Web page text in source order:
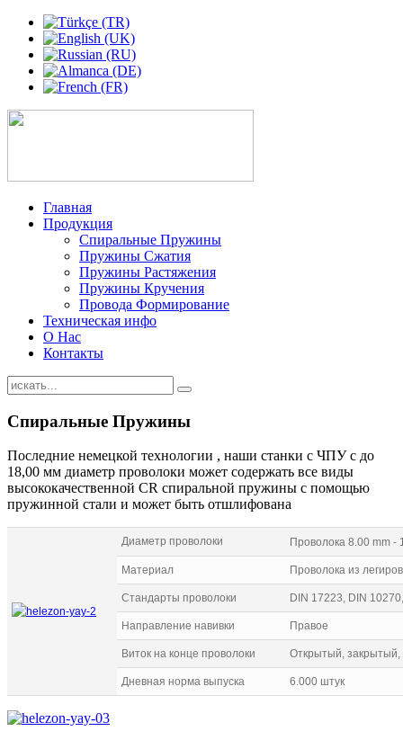
Главная
Продукция
Спиральные Пружины
Пружины Сжатия
Пружины Растяжения
Пружины Кручения
Провода Формирование
Техническая инфо
О Нас
Контакты
Спиральные Пружины
Последние немецкой технологии , наши станки с ЧПУ с до
18,00 мм диаметр проволоки может содержать все виды
высококачественной CR спиральной пружины с помощью
пружинной стали и может быть отшлифована
Диаметр проволоки Проволока 8.00 mm -
Материал Проволока из
Стандарты проволоки DIN 17223, DIN
Направление навивки Правое
Виток на конце проволоки Открытый,
Дневная норма выпуска 6.000 штук